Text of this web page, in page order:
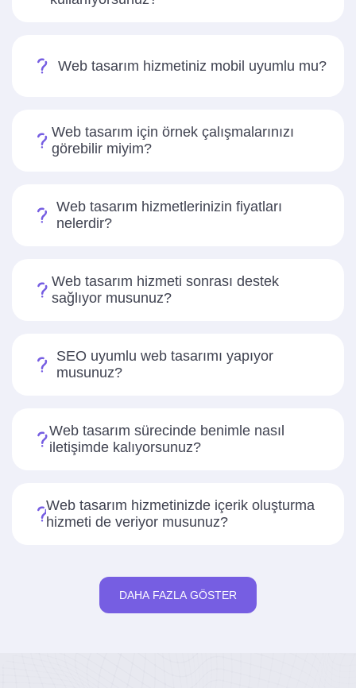
Web tasarım hizmetiniz mobil uyumlu mu?
Web tasarım için örnek çalışmalarınızı
görebilir miyim?
Web tasarım hizmetlerinizin fiyatları
nelerdir?
Web tasarım hizmeti sonrası destek
sağlıyor musunuz?
SEO uyumlu web tasarımı yapıyor
musunuz?
Web tasarım sürecinde benimle nasıl
iletişimde kalıyorsunuz?
Web tasarım hizmetinizde içerik oluşturma
hizmeti de veriyor musunuz?
DAHA FAZLA GÖSTER